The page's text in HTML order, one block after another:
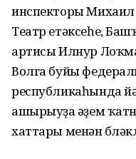
инспекторы Михаил
Театр етәксеһе,
артисы Илнур
Волга буйы
республикаһында
ашырыуҙа әүҙем
хаттары менән